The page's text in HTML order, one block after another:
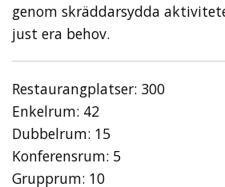
genom skräddarsydda
just era behov.
Restaurangplatser: 300
Enkelrum: 42
Dubbelrum: 15
Konferensrum: 5
Grupprum: 10